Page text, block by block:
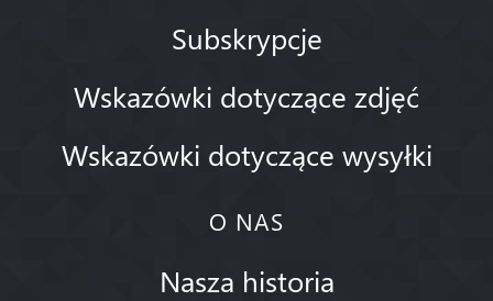
Subskrypcje
Wskazówki dotyczące zdjęć
Wskazówki dotyczące wysyłki
O NAS
Nasza historia